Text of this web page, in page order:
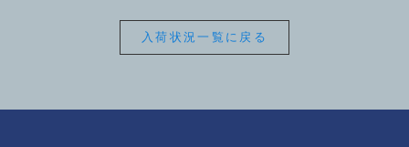
入荷状況一覧に戻る